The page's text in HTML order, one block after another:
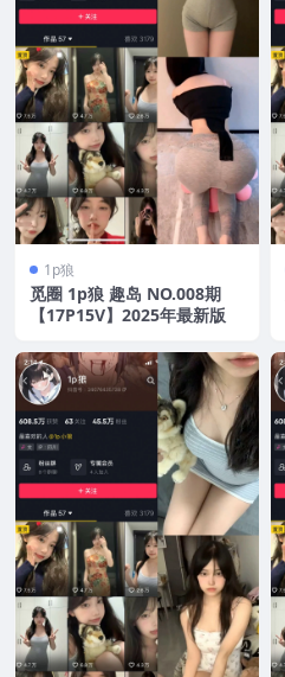
1p狼
觅圈 1p狼 趣岛 NO.008期
【17P15V】2025年最新版